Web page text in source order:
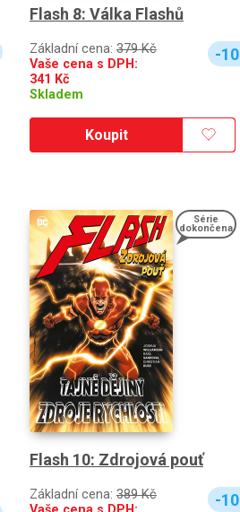
Flash 8: Válka Flashů
Základní cena: 379 Kč
Vaše cena s DPH:
341 Kč
Skladem
-10
Koupit
Série
dokončena
Flash 10: Zdrojová pouť
Základní cena: 389 Kč
-10